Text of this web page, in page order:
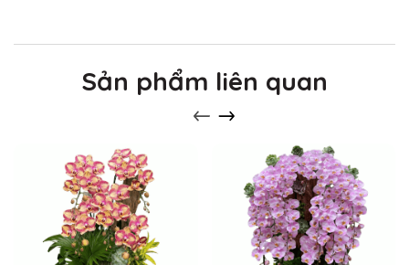
Sản phẩm liên quan